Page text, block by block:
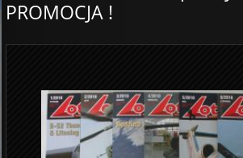
PROMOCJA !